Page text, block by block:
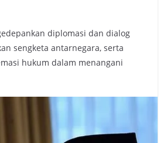
diplomasi dan dialog
sengketa antarnegara, serta
hukum dalam menangani